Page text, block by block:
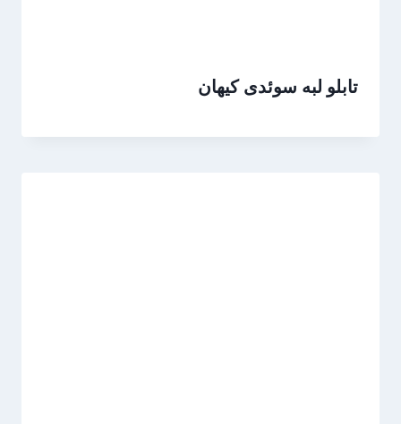
تابلو لبه سوئدی کیهان